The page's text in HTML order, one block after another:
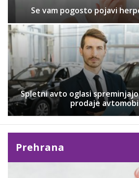
Se vam pogosto pojavi
Spletni avto oglasi
prodaje
Prehrana